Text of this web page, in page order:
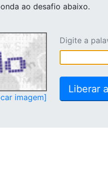
ao desafio abaixo.
imagem]
Digite a